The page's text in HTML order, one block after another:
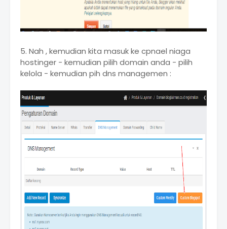
5. Nah , kemudian kita masuk ke cpnael niaga
hostinger - kemudian pilih domain anda - pilih
kelola - kemudian pih dns managemen :